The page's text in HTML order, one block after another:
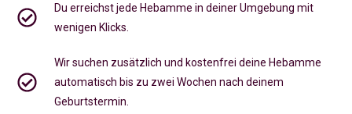
Du erreichst jede Hebamme in deiner Umgebung mit
wenigen Klicks.
Wir suchen zusätzlich und kostenfrei deine Hebamme
automatisch bis zu zwei Wochen nach deinem
Geburtstermin.